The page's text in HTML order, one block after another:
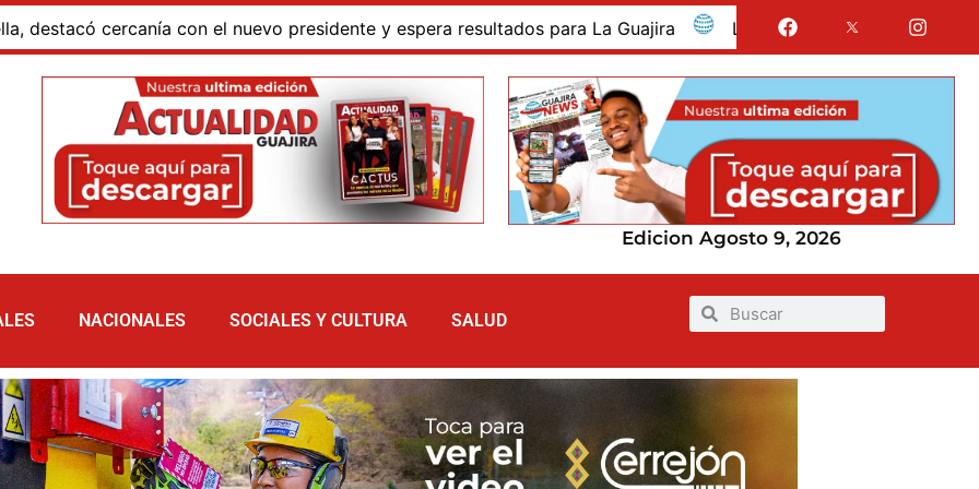
con el nuevo presidente y espera resultados para La Guajira La Guajira fue presentada como departamento
Edicion Agosto 9, 2026
NACIONALES SOCIALES Y CULTURA SALUD